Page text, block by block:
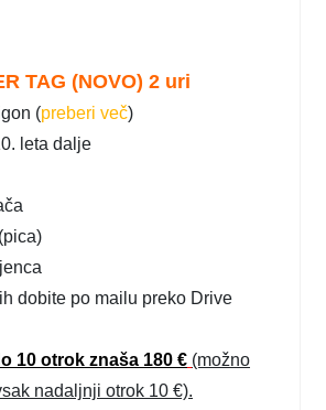
TAG (NOVO) 2 uri
(preberi več)
leta dalje
dobite po mailu preko Drive
10 otrok znaša 180 € (možno
nadaljnji otrok 10 €).